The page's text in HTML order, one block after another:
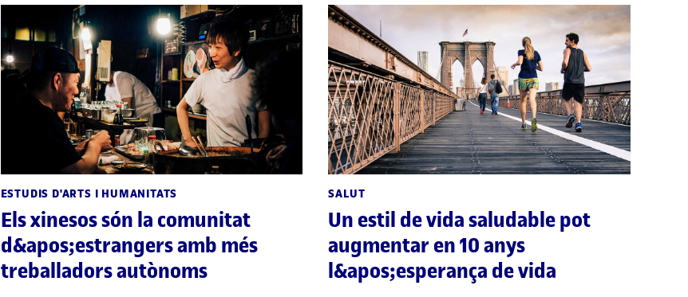
ESTUDIS D'ARTS I HUMANITATS
Els xinesos són la comunitat
d&apos;estrangers amb més
treballadors autònoms
SALUT
Un estil de vida saludable pot
augmentar en 10 anys
l&apos;esperança de vida